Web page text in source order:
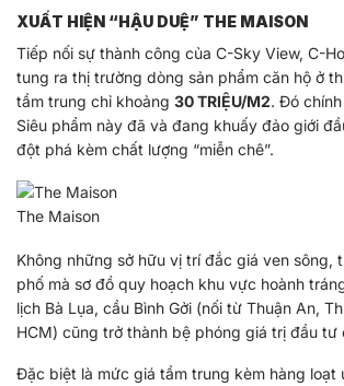
XUẤT HIỆN “HẬU DUỆ” THE MAISON
Tiếp nối sự thành công của C-Sky View, C-
tung ra thị trường dòng sản phẩm căn hộ ở
tầm trung chỉ khoảng 30 TRIỆU/M2. Đó chính
Siêu phẩm này đã và đang khuấy đảo giới
đột phá kèm chất lượng “miễn chê”.
The Maison
Không những sở hữu vị trí đắc giá ven sông,
phố mà sơ đồ quy hoạch khu vực hoành
lịch Bà Lụa, cầu Bình Gởi (nối từ Thuận An,
HCM) cũng trở thành bệ phóng giá trị đầu tư
Đặc biệt là mức giá tầm trung kèm hàng loạt